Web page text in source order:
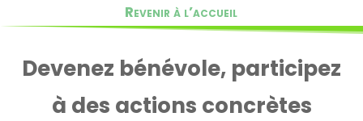
Revenir à l’accueil
Devenez bénévole, participez
à des actions concrètes